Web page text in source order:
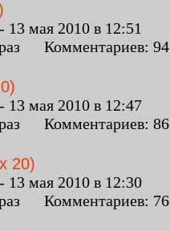
мая 2010 в 12:51
Комментариев: 94
мая 2010 в 12:47
Комментариев: 86
20)
мая 2010 в 12:30
Комментариев: 76